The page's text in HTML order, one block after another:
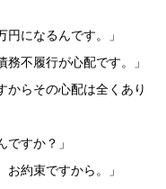
になるんです。」
不履行が心配です。」
らその心配は全くあり
すか？」
約束ですから。」